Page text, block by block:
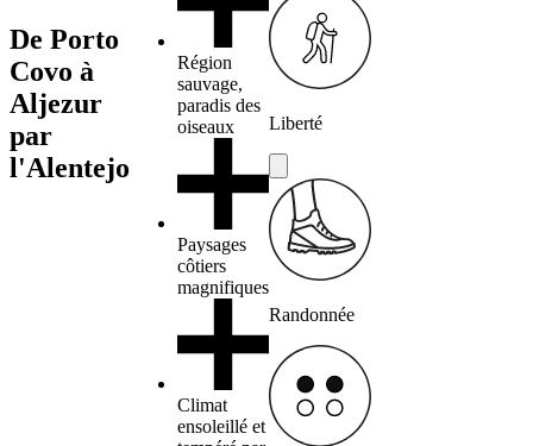
De Porto
Covo à
Aljezur
par
l'Alentejo
Région
sauvage,
paradis des
oiseaux
Paysages
côtiers
magnifiques
Climat
ensoleillé et
Liberté
Randonnée